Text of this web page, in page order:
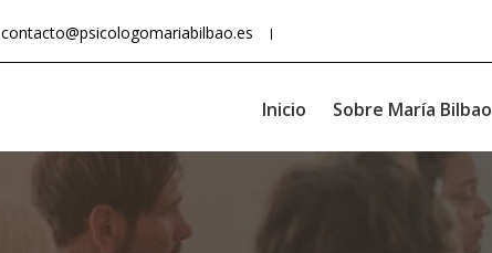
contacto@psicologomariabilbao.es
Inicio Sobre María Bilbao